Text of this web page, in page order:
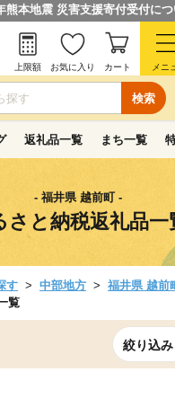
熊本地震 災害支援寄付受付につ
検索
上限額 お気に入り カート メニ
返礼品一覧 まち一覧
- 福井県 越前町 -
さと納税返礼品一
す 中部地方
福井県 越前
覧
絞り込み